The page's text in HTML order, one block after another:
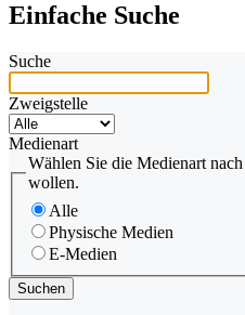
Einfache Suche
Suche
Zweigstelle
Medienart
Wählen Sie die Medienart
wollen.
Alle
Physische Medien
E-Medien